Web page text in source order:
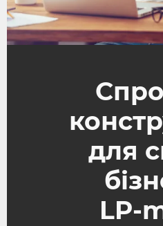
для
LP-